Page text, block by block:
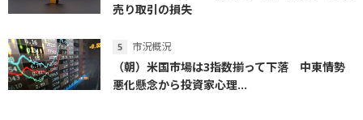
売り取引の損失
市況概況
（朝）米国市場は3指数揃って下落 中東情勢
悪化懸念から投資家心理...